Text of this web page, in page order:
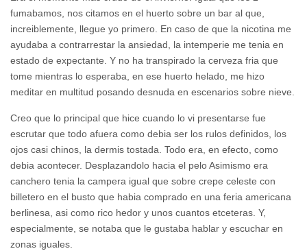
fumabamos, nos citamos en el huerto sobre un bar al que,
increiblemente, llegue yo primero. En caso de que la nicotina me
ayudaba a contrarrestar la ansiedad, la intemperie me tenia en
estado de expectante. Y no ha transpirado la cerveza fria que
tome mientras lo esperaba, en ese huerto helado, me hizo
meditar en multitud posando desnuda en escenarios sobre nieve.
Creo que lo principal que hice cuando lo vi presentarse fue
escrutar que todo afuera como debia ser los rulos definidos, los
ojos casi chinos, la dermis tostada. Todo era, en efecto, como
debia acontecer. Desplazandolo hacia el pelo Asimismo era
canchero tenia la campera igual que sobre crepe celeste con
billetero en el busto que habia comprado en una feria americana
berlinesa, asi­ como rico hedor y unos cuantos etceteras. Y,
especialmente, se notaba que le gustaba hablar y escuchar en
zonas iguales.